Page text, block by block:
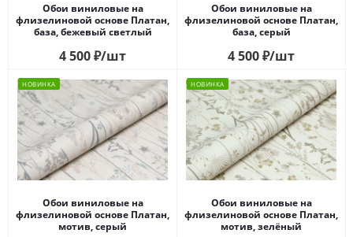
Обои виниловые на
флизелиновой основе Платан,
база, бежевый светлый
4 500₽/шт
Обои виниловые на
флизелиновой основе Платан,
база, серый
4 500₽/шт
НОВИНКА
Обои виниловые на
флизелиновой основе Платан,
мотив, серый
НОВИНКА
Обои виниловые на
флизелиновой основе Платан,
мотив, зелёный